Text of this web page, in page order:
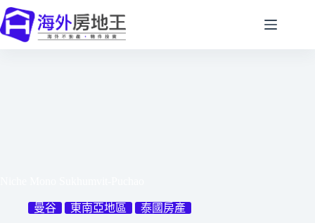
跳
至
曼谷 東南亞地區 泰國房產